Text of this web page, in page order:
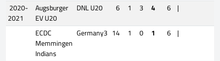
2020-
2021
Augsburger
EV U20
DNL U20 6 1 3 4 6 |
ECDC
Memmingen
Indians
Germany3 14 1 0 1 6 |